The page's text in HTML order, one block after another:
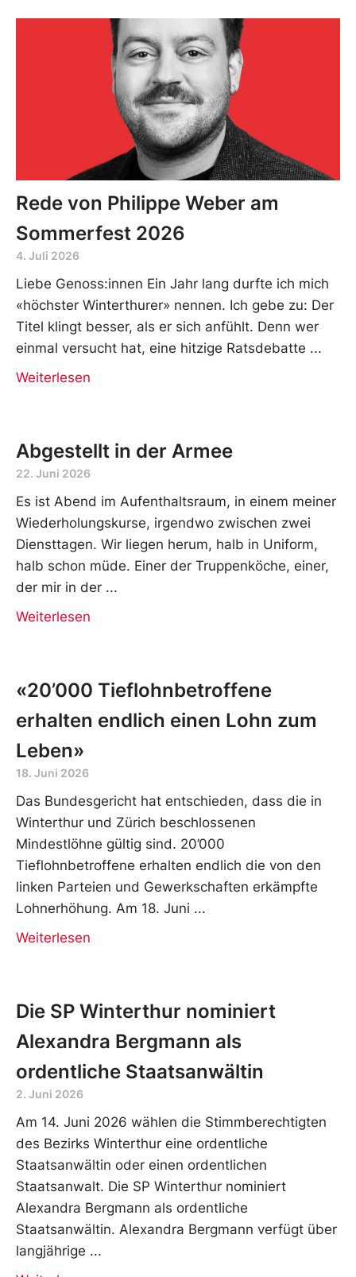
Rede von Philippe Weber am
Sommerfest 2026
4. Juli 2026
Liebe Genoss:innen Ein Jahr lang durfte ich mich
«höchster Winterthurer» nennen. Ich gebe zu: Der
Titel klingt besser, als er sich anfühlt. Denn wer
einmal versucht hat, eine hitzige Ratsdebatte
Weiterlesen
Abgestellt in der Armee
22. Juni 2026
Es ist Abend im Aufenthaltsraum, in einem meiner
Wiederholungskurse, irgendwo zwischen zwei
Diensttagen. Wir liegen herum, halb in Uniform,
halb schon müde. Einer der Truppenköche, einer,
der mir in der
Weiterlesen
«20’000 Tieflohnbetroffene
erhalten endlich einen Lohn zum
Leben»
18. Juni 2026
Das Bundesgericht hat entschieden, dass die in
Winterthur und Zürich beschlossenen
Mindestlöhne gültig sind. 20’000
Tieflohnbetroffene erhalten endlich die von den
linken Parteien und Gewerkschaften erkämpfte
Lohnerhöhung. Am 18. Juni
Weiterlesen
Die SP Winterthur nominiert
Alexandra Bergmann als
ordentliche Staatsanwältin
2. Juni 2026
Am 14. Juni 2026 wählen die Stimmberechtigten
des Bezirks Winterthur eine ordentliche
Staatsanwältin oder einen ordentlichen
Staatsanwalt. Die SP Winterthur nominiert
Alexandra Bergmann als ordentliche
Staatsanwältin. Alexandra Bergmann verfügt über
langjährige